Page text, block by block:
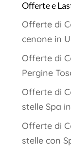
Offerte e
Offerte di
cenone in
Offerte di
Pergine
Offerte di
stelle Spa
Offerte di
stelle con